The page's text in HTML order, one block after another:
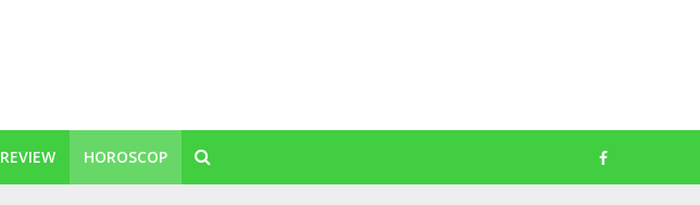
REVIEW HOROSCOP